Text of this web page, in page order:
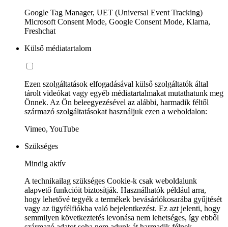
Google Tag Manager, UET (Universal Event Tracking)
Microsoft Consent Mode, Google Consent Mode, Klarna,
Freshchat
Külső médiatartalom
Ezen szolgáltatások elfogadásával külső szolgáltatók által
tárolt videókat vagy egyéb médiatartalmakat mutathatunk meg
Önnek. Az Ön beleegyezésével az alábbi, harmadik féltől
származó szolgáltatásokat használjuk ezen a weboldalon:
Vimeo, YouTube
Szükséges
Mindig aktív
A technikailag szükséges Cookie-k csak weboldalunk
alapvető funkcióit biztosítják. Használhatók például arra,
hogy lehetővé tegyék a termékek bevásárlókosarába gyűjtését
vagy az ügyfélfiókba való bejelentkezést. Ez azt jelenti, hogy
semmilyen következtetés levonása nem lehetséges, így ebből